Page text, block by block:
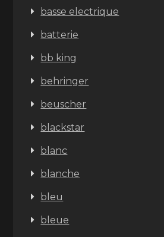
basse electrique
batterie
bb king
behringer
beuscher
blackstar
blanc
blanche
bleu
bleue